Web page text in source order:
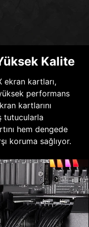
Kalite
ekran kartları,
performans
kartlarını
tutucularla
hem dengede
koruma sağlıyor.